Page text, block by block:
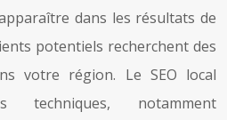
dans les résultats de
potentiels recherchent des
votre région. Le SEO local
techniques, notamment